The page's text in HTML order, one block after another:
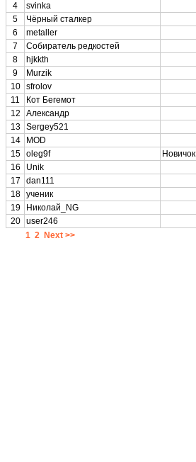
4
svinka
5
Чёрный сталкер
6
metaller
7
Собиратель редкостей
8
hjkkth
9
Murzik
10
sfrolov
11
Кот Бегемот
12
Александр
13
Sergey521
14
MOD
15
oleg9f Новичок
16
Unik
17
dan111
18
ученик
19
Николай_NG
20
user246
1 2 Next >>